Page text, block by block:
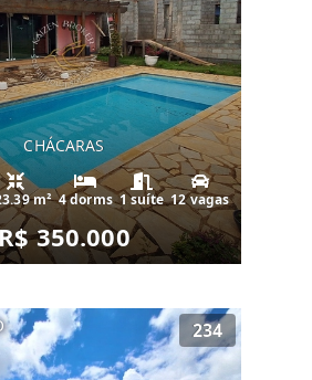
CHÁCARAS
m² 4 dorms 1 suíte 12 vagas
350.000
234